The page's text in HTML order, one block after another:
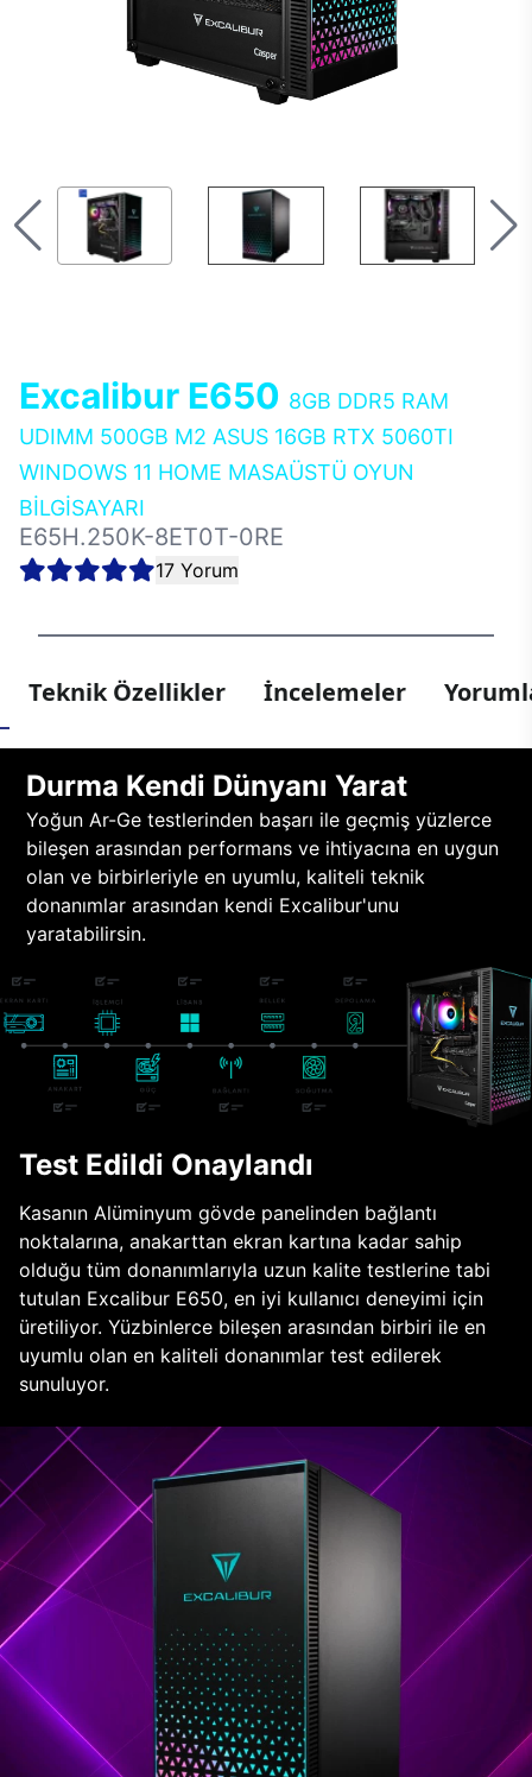
Excalibur E650 8GB DDR5 RAM
UDIMM 500GB M2 ASUS 16GB RTX 5060TI
WINDOWS 11 HOME MASAÜSTÜ OYUN
BİLGİSAYARI
E65H.250K-8ET0T-0RE
17 Yorum
Teknik Özellikler İncelemeler
Durma Kendi Dünyanı Yarat
Yoğun Ar-Ge testlerinden başarı ile geçmiş yüzlerce
bileşen arasından performans ve ihtiyacına en uygun
olan ve birbirleriyle en uyumlu, kaliteli teknik
donanımlar arasından kendi Excalibur'unu
yaratabilirsin.
Test Edildi Onaylandı
Kasanın Alüminyum gövde panelinden bağlantı
noktalarına, anakarttan ekran kartına kadar sahip
olduğu tüm donanımlarıyla uzun kalite testlerine tabi
tutulan Excalibur E650, en iyi kullanıcı deneyimi için
üretiliyor. Yüzbinlerce bileşen arasından birbiri ile en
uyumlu olan en kaliteli donanımlar test edilerek
sunuluyor.